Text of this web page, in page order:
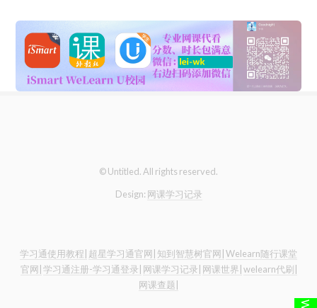
© Untitled. All rights reserved.
Design: 网课学习记录
学习通使用教程| 超星学习通官网| 知到智慧树官网| Welearn随行课堂
官网| 学习通注册-学习通登录| 网课学习记录| 网课世界| welearn代刷|
网课查题|